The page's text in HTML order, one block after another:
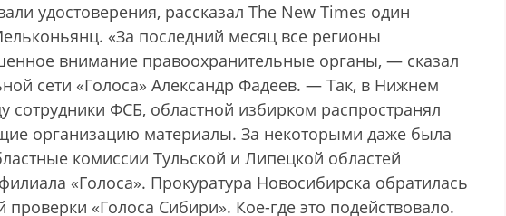
удостоверения, рассказал The New Times один
«За последний месяц все регионы
внимание правоохранительные органы, — сказал
сети «Голоса» Александр Фадеев. — Так, в Нижнем
сотрудники ФСБ, областной избирком распространял
организацию материалы. За некоторыми даже была
комиссии Тульской и Липецкой областей
«Голоса». Прокуратура Новосибирска обратилась
«Голоса Сибири». Кое-где это подействовало.